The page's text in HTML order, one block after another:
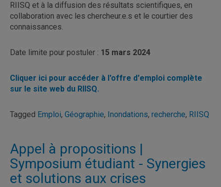
RIISQ et à la diffusion des résultats scientifiques, en
collaboration avec les chercheur.e.s et le courtier des
connaissances.
Date limite pour postuler : 15 mars 2024
Cliquer ici pour accéder à l'offre d'emploi complète
sur le site web du RIISQ.
Tagged Emploi, Géographie, Inondations, recherche, RIISQ
Appel à propositions |
Symposium étudiant - Synergies
et solutions aux crises